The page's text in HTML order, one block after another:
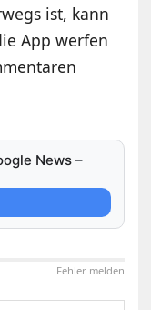
ist, kann
App werfen
News –
Fehler melden